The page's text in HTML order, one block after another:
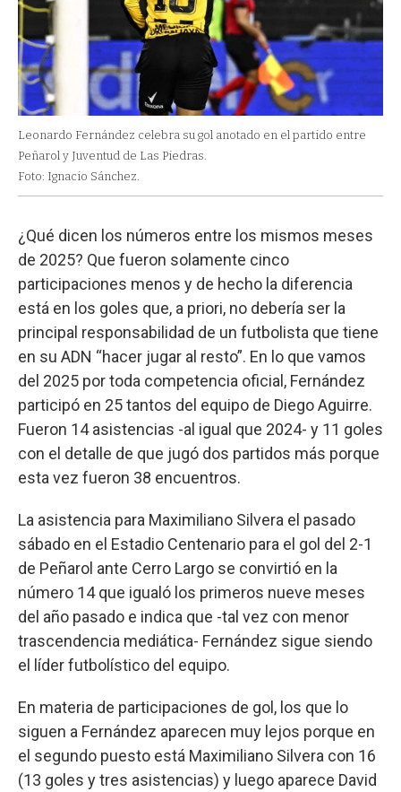
Leonardo Fernández celebra su gol anotado en el partido entre
Peñarol y Juventud de Las Piedras.
Foto: Ignacio Sánchez.
¿Qué dicen los números entre los mismos meses
de 2025? Que fueron solamente cinco
participaciones menos y de hecho la diferencia
está en los goles que, a priori, no debería ser la
principal responsabilidad de un futbolista que tiene
en su ADN “hacer jugar al resto”. En lo que vamos
del 2025 por toda competencia oficial, Fernández
participó en 25 tantos del equipo de Diego Aguirre.
Fueron 14 asistencias -al igual que 2024- y 11 goles
con el detalle de que jugó dos partidos más porque
esta vez fueron 38 encuentros.
La asistencia para Maximiliano Silvera el pasado
sábado en el Estadio Centenario para el gol del 2-1
de Peñarol ante Cerro Largo se convirtió en la
número 14 que igualó los primeros nueve meses
del año pasado e indica que -tal vez con menor
trascendencia mediática- Fernández sigue siendo
el líder futbolístico del equipo.
En materia de participaciones de gol, los que lo
siguen a Fernández aparecen muy lejos porque en
el segundo puesto está Maximiliano Silvera con 16
(13 goles y tres asistencias) y luego aparece David